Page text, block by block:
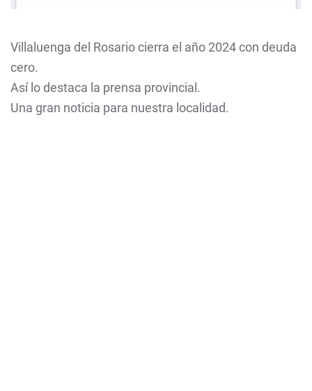
Villaluenga del Rosario cierra el año 2024 con deuda
cero.
Así lo destaca la prensa provincial.
Una gran noticia para nuestra localidad.